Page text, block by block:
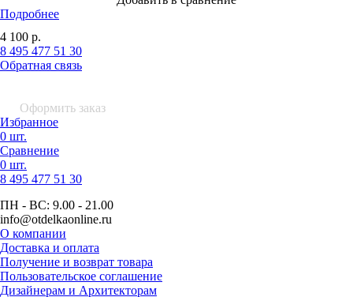
Подробнее
4 100 р.
8 495 477 51 30
Обратная связь
Оформить заказ
Избранное
0 шт.
Сравнение
0 шт.
8 495 477 51 30
ПН - ВС: 9.00 - 21.00
info@otdelkaonline.ru
О компании
Доставка и оплата
Получение и возврат товара
Пользовательское соглашение
Дизайнерам и Архитекторам